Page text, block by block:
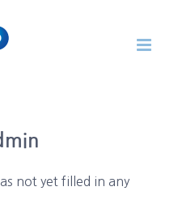
not yet filled in any